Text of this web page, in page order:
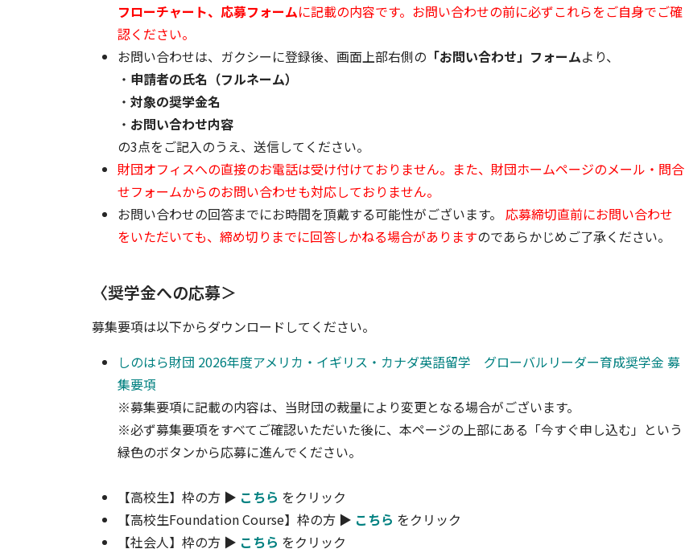
フローチャート、応募フォームに記載の内容です。お問い合わせの前に必ずこれらをご自身でご確
認ください。
お問い合わせは、ガクシーに登録後、画面上部右側の 「お問い合わせ」フォームより、
・ 申請者の氏名（フルネーム）
・ 対象の奨学金名
・ お問い合わせ内容
の3点をご記入のうえ、送信してください。
財団オフィスへの直接のお電話は受け付けておりません。また、財団ホームページのメール・問合
せフォームからのお問い合わせも対応しておりません。
お問い合わせの回答までにお時間を頂戴する可能性がございます。 応募締切直前にお問い合わせ
をいただいても、締め切りまでに回答しかねる場合がありますのであらかじめご了承ください。
〈奨学金への応募＞
募集要項は以下からダウンロードしてください。
しのはら財団 2026年度アメリカ・イギリス・カナダ英語留学 グローバルリーダー育成奨学金 募
集要項
※募集要項に記載の内容は、当財団の裁量により変更となる場合がございます。
※必ず募集要項をすべてご確認いただいた後に、本ページの上部にある「今すぐ申し込む」という
緑色のボタンから応募に進んでください。
【高校生】枠の方 ▶ こちら をクリック
【高校生Foundation Course】枠の方 ▶ こちら をクリック
【社会人】枠の方 ▶ こちら をクリック